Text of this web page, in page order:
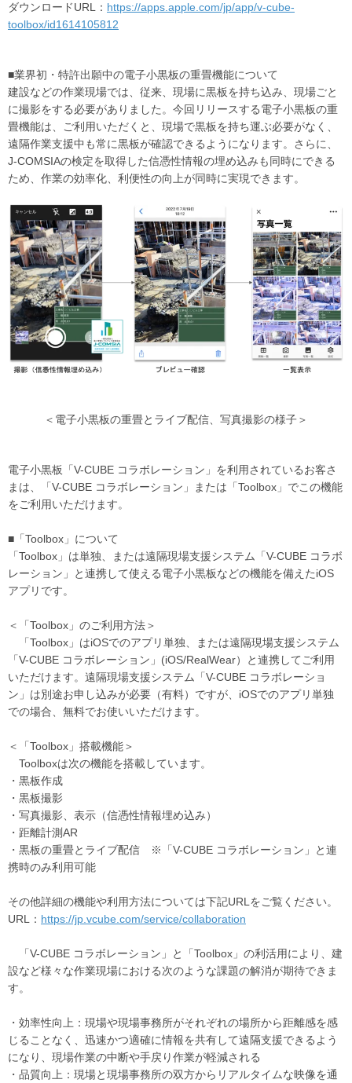
ダウンロードURL： https://apps.apple.com/jp/app/v-cube-
toolbox/id1614105812
■業界初・特許出願中の電子小黒板の重畳機能について
建設などの作業現場では、従来、現場に黒板を持ち込み、現場ごと
に撮影をする必要がありました。今回リリースする電子小黒板の重
畳機能は、ご利用いただくと、現場で黒板を持ち運ぶ必要がなく、
遠隔作業支援中も常に黒板が確認できるようになります。さらに、
J-COMSIAの検定を取得した信憑性情報の埋め込みも同時にできる
ため、作業の効率化、利便性の向上が同時に実現できます。
＜電子小黒板の重畳とライブ配信、写真撮影の様子＞
電子小黒板「V-CUBE コラボレーション」を利用されているお客さ
まは、「V-CUBE コラボレーション」または「Toolbox」でこの機能
をご利用いただけます。
■「Toolbox」について
「Toolbox」は単独、または遠隔現場支援システム「V-CUBE コラボ
レーション」と連携して使える電子小黒板などの機能を備えたiOS
アプリです。
＜「Toolbox」のご利用方法＞
「Toolbox」はiOSでのアプリ単独、または遠隔現場支援システム
「V-CUBE コラボレーション」(iOS/RealWear）と連携してご利用
いただけます。遠隔現場支援システム「V-CUBE コラボレーショ
ン」は別途お申し込みが必要（有料）ですが、iOSでのアプリ単独
での場合、無料でお使いいただけます。
＜「Toolbox」搭載機能＞
Toolboxは次の機能を搭載しています。
・黒板作成
・黒板撮影
・写真撮影、表示（信憑性情報埋め込み）
・距離計測AR
・黒板の重畳とライブ配信 ※「V-CUBE コラボレーション」と連
携時のみ利用可能
その他詳細の機能や利用方法については下記URLをご覧ください。
URL： https://jp.vcube.com/service/collaboration
「V-CUBE コラボレーション」と「Toolbox」の利活用により、建
設など様々な作業現場における次のような課題の解消が期待できま
す。
・効率性向上：現場や現場事務所がそれぞれの場所から距離感を感
じることなく、迅速かつ適確に情報を共有して遠隔支援できるよう
になり、現場作業の中断や手戻り作業が軽減される
・品質向上：現場と現場事務所の双方からリアルタイムな映像を通